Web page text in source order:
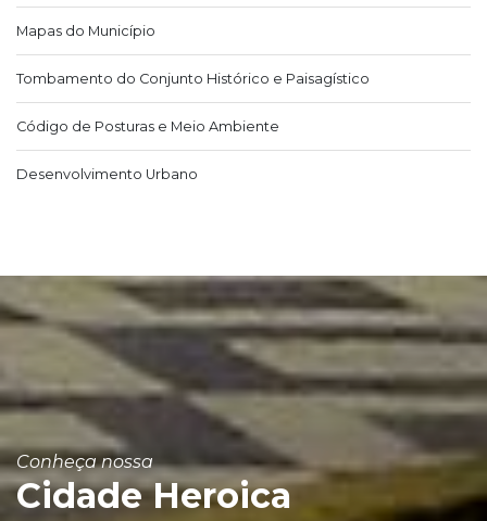
Mapas do Município
Tombamento do Conjunto Histórico e Paisagístico
Código de Posturas e Meio Ambiente
Desenvolvimento Urbano
Conheça nossa
Cidade Heroica